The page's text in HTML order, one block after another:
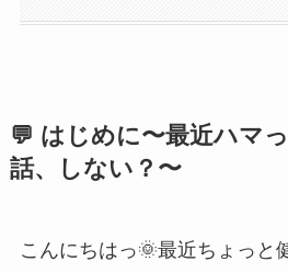
💬 はじめに〜最近ハマ
話、しない？〜
こんにちはっ🌞最近ちょっと